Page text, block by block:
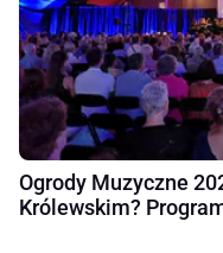
Ogrody Muzyczne
Królewskim?